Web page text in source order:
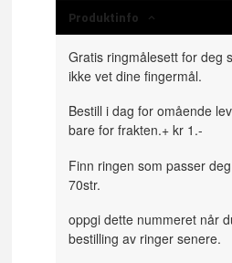
Produktinfo
Gratis ringmålesett for deg
ikke vet dine fingermål.
Bestill i dag for omående
bare for frakten.+ kr 1.-
Finn ringen som passer
70str.
oppgi dette nummeret når
bestilling av ringer senere.